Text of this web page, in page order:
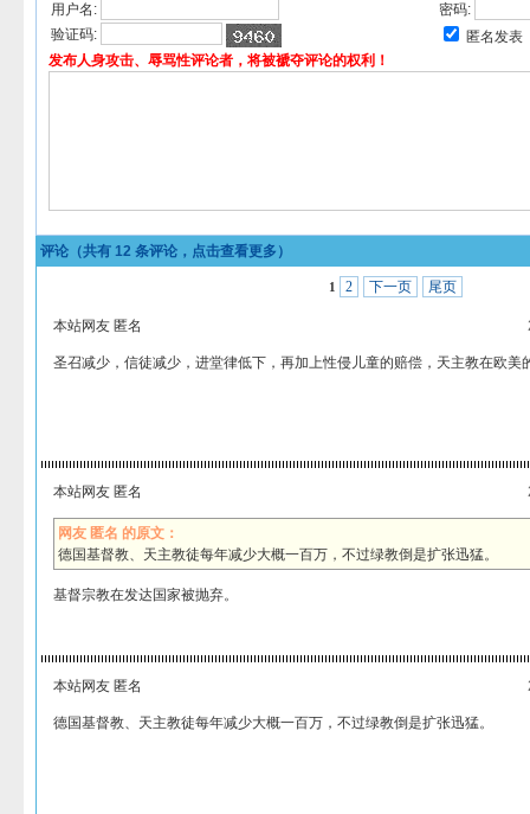
用户名:
密码:
验证码:
匿名发表
发布人身攻击、辱骂性评论者，将被褫夺评论的权利！
评论（共有 12 条评论，点击查看更多）
1 2 下一页 尾页
本站网友 匿名
圣召减少，信徒减少，进堂律低下，再加上性侵儿童的赔偿，天主教在欧美
本站网友 匿名
网友 匿名 的原文：
德国基督教、天主教徒每年减少大概一百万，不过绿教倒是扩张迅猛。
基督宗教在发达国家被抛弃。
本站网友 匿名
德国基督教、天主教徒每年减少大概一百万，不过绿教倒是扩张迅猛。